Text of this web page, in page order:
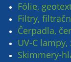
Fólie,
Filtry,
Čerpadla,
UV-C lampy,
Skimmery-